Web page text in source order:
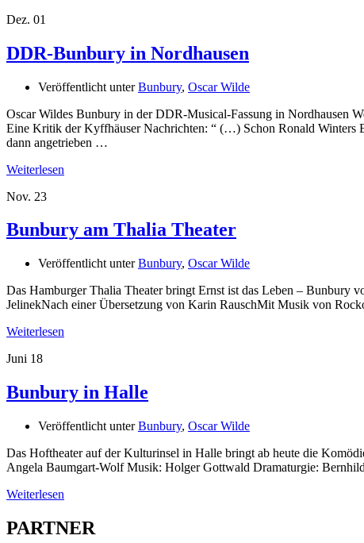
Dez. 01
DDR-Bunbury in Nordhausen
Veröffentlicht unterBunbury, Oscar Wilde
Oscar Wildes Bunbury in der DDR-Musical-Fassung in Nordhausen
Eine Kritik der Kyffhäuser Nachrichten: “ (…) Schon Ronald Winters
dann angetrieben …
Weiterlesen
Nov. 23
Bunbury am Thalia Theater
Veröffentlicht unterBunbury, Oscar Wilde
Das Hamburger Thalia Theater bringt Ernst ist das Leben – Bunbury
JelinekNach einer Übersetzung von Karin RauschMit Musik von
Weiterlesen
Juni 18
Bunbury in Halle
Veröffentlicht unterBunbury, Oscar Wilde
Das Hoftheater auf der Kulturinsel in Halle bringt ab heute die
Angela Baumgart-Wolf Musik: Holger Gottwald Dramaturgie:
Weiterlesen
PARTNER